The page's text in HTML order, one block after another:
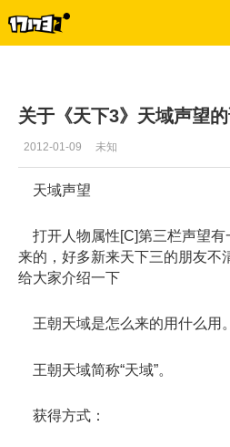
关于《天下3》天域声望
2012-01-09 未知
天域声望
打开人物属性[C]第三栏声望有
来的，好多新来天下三的朋友不
给大家介绍一下
王朝天域是怎么来的用什么用。
王朝天域简称“天域”。
获得方式：